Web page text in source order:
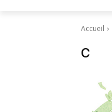
Accueil
c